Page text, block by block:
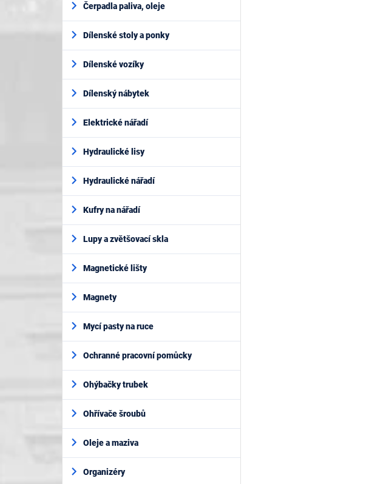
Čerpadla paliva, oleje
Dílenské stoly a ponky
Dílenské vozíky
Dílenský nábytek
Elektrické nářadí
Hydraulické lisy
Hydraulické nářadí
Kufry na nářadí
Lupy a zvětšovací skla
Magnetické lišty
Magnety
Mycí pasty na ruce
Ochranné pracovní pomůcky
Ohýbačky trubek
Ohřívače šroubů
Oleje a maziva
Organizéry